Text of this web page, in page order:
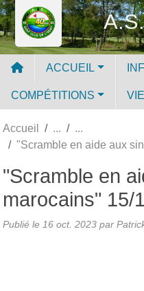
ACCUEIL
COMPÉTITIONS
Accueil
"Scramble en aide aux
"Scramble en
marocains" 15/
Publié le 16 oct. 2023 par
Panneau de gestion des